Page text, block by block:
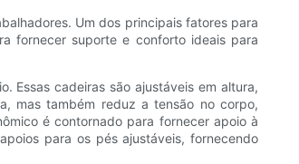
Um dos principais fatores para
fornecer suporte e conforto ideais para
Essas cadeiras são ajustáveis ​​em altura,
mas também reduz a tensão no corpo,
é contornado para fornecer apoio à
para os pés ajustáveis, fornecendo